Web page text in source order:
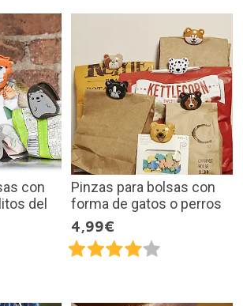
con
del
Pinzas para bolsas con
forma de gatos o perros
4,99€